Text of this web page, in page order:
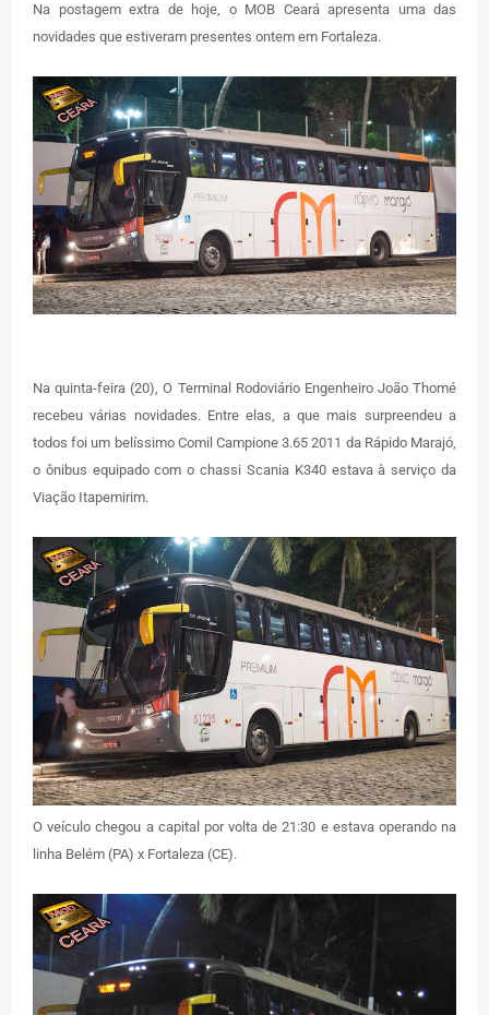
Na postagem extra de hoje, o MOB Ceará apresenta uma das
novidades que estiveram presentes ontem em Fortaleza.
Na quinta-feira (20), O Terminal Rodoviário Engenheiro João Thomé
recebeu várias novidades. Entre elas, a que mais surpreendeu a
todos foi um belíssimo Comil Campione 3.65 2011 da Rápido Marajó,
o ônibus equipado com o chassi Scania K340 estava à serviço da
Viação Itapemirim.
O veículo chegou a capital por volta de 21:30 e estava operando na
linha Belém (PA) x Fortaleza (CE).